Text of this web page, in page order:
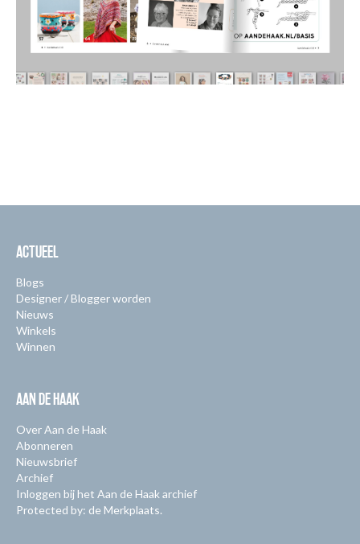
ACTUEEL
Blogs
Designer / Blogger worden
Nieuws
Winkels
Winnen
AAN DE HAAK
Over Aan de Haak
Abonneren
Nieuwsbrief
Archief
Inloggen bij het Aan de Haak archief
Protected by: de Merkplaats.